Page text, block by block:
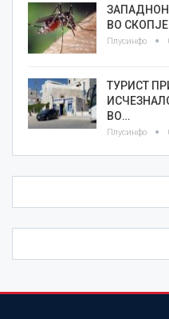
ВО
Плусинфо
ТУРИСТ
ВО…
Плусинфо